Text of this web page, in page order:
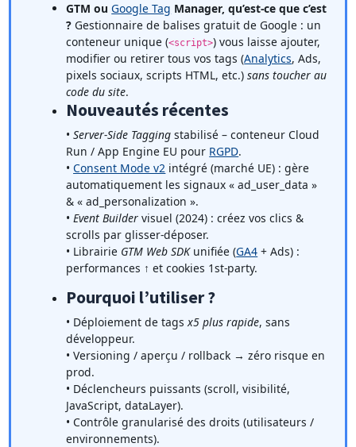
GTM ouGoogle Tag Manager, qu’est-ce que c’est
? Gestionnaire de balises gratuit de Google : un
conteneur unique (<script>) vous laisse ajouter,
modifier ou retirer tous vos tags (Analytics, Ads,
pixels sociaux, scripts HTML, etc.)sans toucher au
code du site.
Nouveautés récentes
•Server-Side Tagging stabilisé – conteneur Cloud
Run / App Engine EU pour RGPD.
•Consent Mode v2 intégré (marché UE) : gère
automatiquement les signaux « ad_user_data »
& « ad_personalization ».
•Event Builder visuel (2024) : créez vos clics &
scrolls par glisser-déposer.
• Librairie GTM Web SDKunifiée (GA4 + Ads) :
performances ↑ et cookies 1st-party.
Pourquoi l’utiliser ?
• Déploiement de tagsx5 plus rapide, sans
développeur.
• Versioning / aperçu / rollback → zéro risque en
prod.
• Déclencheurs puissants (scroll, visibilité,
JavaScript, dataLayer).
• Contrôle granularisé des droits (utilisateurs /
environnements).